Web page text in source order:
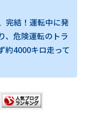
完結！運転中に発
、危険運転のトラ
約4000キロ走って